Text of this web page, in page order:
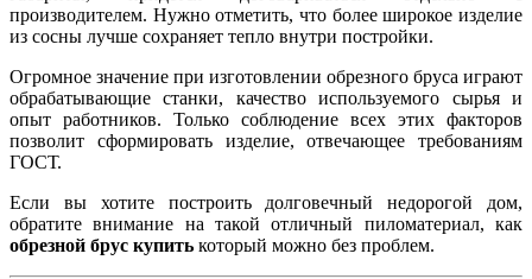
производителем. Нужно отметить, что более широкое изделие
из сосны лучше сохраняет тепло внутри постройки.
Огромное значение при изготовлении обрезного бруса играют
обрабатывающие станки, качество используемого сырья и
опыт работников. Только соблюдение всех этих факторов
позволит сформировать изделие, отвечающее требованиям
ГОСТ.
Если вы хотите построить долговечный недорогой дом,
обратите внимание на такой отличный пиломатериал, как
обрезной брус купить который можно без проблем.